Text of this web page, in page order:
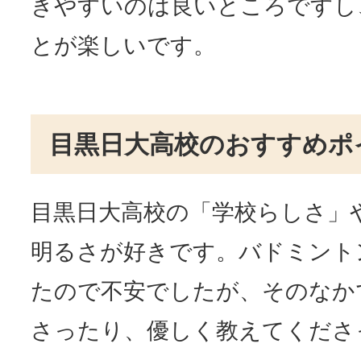
きやすいのは良いところです
とが楽しいです。
目黒日大高校のおすすめ
目黒日大高校の「学校らしさ
明るさが好きです。バドミン
たので不安でしたが、そのな
さったり、優しく教えてくだ